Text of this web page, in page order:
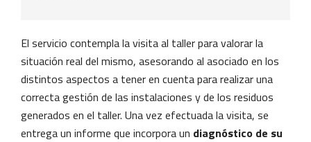
El servicio contempla la visita al taller para valorar la
situación real del mismo, asesorando al asociado en los
distintos aspectos a tener en cuenta para realizar una
correcta gestión de las instalaciones y de los residuos
generados en el taller. Una vez efectuada la visita, se
entrega un informe que incorpora un diagnóstico de su